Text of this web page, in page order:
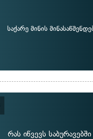
საქარე მინის
რას იწვევს